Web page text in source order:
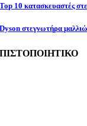
Top 10 κατασκευαστές
Dyson στεγνωτήρα
ΠΙΣΤΟΠΟΙΗΤΙΚΟ